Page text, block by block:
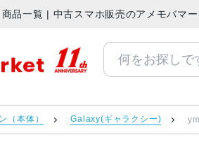
品一覧 | 中古スマホ販売のアメモバマー
（本体） Galaxy(ギャラクシー)